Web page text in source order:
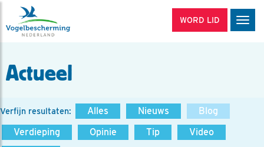
WORD LID
Actueel
Verfijn resultaten: Alles Nieuws
Blog
Verdieping
Opinie Tip
Video